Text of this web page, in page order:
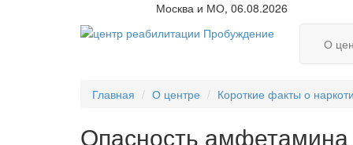
Москва и МО, 06.08.2026
О
Главная О центре Короткие факты о
Опасность амфетамина